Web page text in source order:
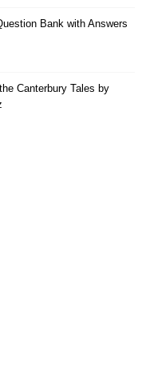
Bank with Answers
Canterbury Tales by